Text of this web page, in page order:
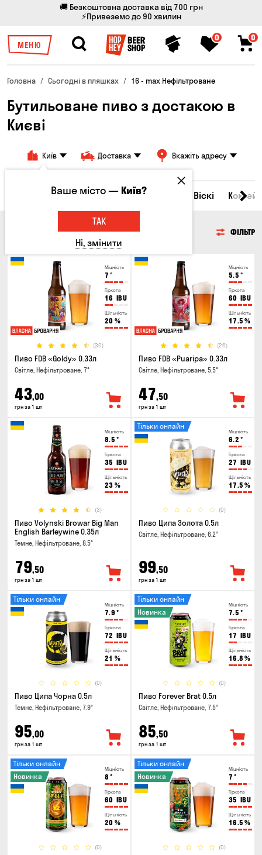
🚚 Безкоштовна доставка від 700 грн
⚡Привеземо до 90 хвилин
МЕНЮ
0 0
Головна Сьогодні в пляшках 16 - max Нефільтроване
Бутильоване пиво з достакою в
Києві
Київ Доставка Вкажіть адресу
Всі товари Пиво Сидр Віскі
ФІЛЬТР
Міцність
7 °
Гіркота
16 IBU
Щільність
20 %
(30)
Пиво FDB «Goldy» 0.33л
Світле, Нефільтроване, 7°
43,00
грн за 1 шт
Міцність
5.5 °
Гіркота
60 IBU
Щільність
17.5 %
(26)
Пиво FDB «Puaripa» 0.33л
Світле, Нефільтроване, 5.5°
47,50
грн за 1 шт
Міцність
8.5 °
Гіркота
35 IBU
Щільність
23 %
(3)
Пиво Volynski Browar Big Man
English Barleywine 0.35л
Темне, Нефільтроване, 8.5°
79,50
грн за 1 шт
Міцність
6.2 °
Гіркота
27 IBU
Щільність
17.5 %
(0)
Тільки онлайн
Пиво Ципа Золота 0.5л
Світле, Нефільтроване, 6.2°
99,50
грн за 1 шт
Міцність
7.9 °
Гіркота
72 IBU
Щільність
21 %
(0)
Тільки онлайн
Пиво Ципа Чорна 0.5л
Темне, Нефільтроване, 7.9°
95,00
грн за 1 шт
Міцність
7.5 °
Гіркота
17 IBU
Щільність
16.8 %
(0)
Тільки онлайн
Новинка
Пиво Forever Brat 0.5л
Світле, Нефільтроване, 7.5°
85,50
грн за 1 шт
Міцність
8 °
Гіркота
60 IBU
Щільність
20 %
(0)
Тільки онлайн
Новинка
Міцність
7 °
Гіркота
35 IBU
Щільність
16.5 %
(0)
Тільки онлайн
Новинка
Ваше місто —Київ?
ТАК
Ні, змінити